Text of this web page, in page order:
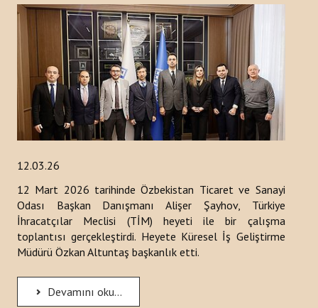
12.03.26
12 Mart 2026 tarihinde Özbekistan Ticaret ve Sanayi
Odası Başkan Danışmanı Alişer Şayhov, Türkiye
İhracatçılar Meclisi (TİM) heyeti ile bir çalışma
toplantısı gerçekleştirdi. Heyete Küresel İş Geliştirme
Müdürü Özkan Altuntaş başkanlık etti.
Devamını oku...